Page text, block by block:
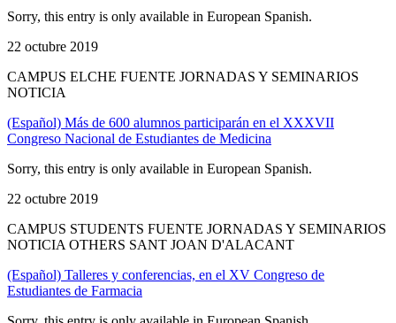
Sorry, this entry is only available in European Spanish.
22 octubre 2019
CAMPUS ELCHE FUENTE JORNADAS Y SEMINARIOS
NOTICIA
(Español) Más de 600 alumnos participarán en el XXXVII
Congreso Nacional de Estudiantes de Medicina
Sorry, this entry is only available in European Spanish.
22 octubre 2019
CAMPUS STUDENTS FUENTE JORNADAS Y SEMINARIOS
NOTICIA OTHERS SANT JOAN D'ALACANT
(Español) Talleres y conferencias, en el XV Congreso de
Estudiantes de Farmacia